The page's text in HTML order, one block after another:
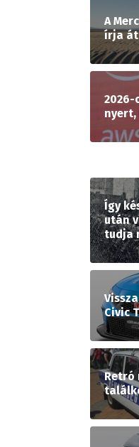
A
írja át
2026-
Így
után
tudja
Civic
Retró